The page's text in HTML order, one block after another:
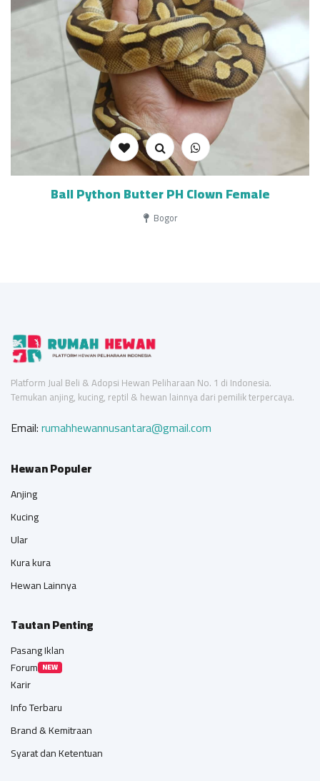
Ball Python Butter PH Clown Female
Bogor
Platform Jual Beli & Adopsi Hewan Peliharaan No. 1 di Indonesia.
Temukan anjing, kucing, reptil & hewan lainnya dari pemilik terpercaya.
Email:rumahhewannusantara@gmail.com
Hewan Populer
Anjing
Kucing
Ular
Kura kura
Hewan Lainnya
Tautan Penting
Pasang Iklan
Forum NEW
Karir
Info Terbaru
Brand & Kemitraan
Syarat dan Ketentuan